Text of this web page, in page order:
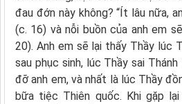
đau đớn này không? “Ít lâu nữa,
(c. 16) và nỗi buồn của anh em
20). Anh em sẽ lại thấy Thầy lúc
sau phục sinh, lúc Thầy sai
đỡ anh em, và nhất là lúc Thầy
bữa tiệc Thiên quốc. Khi gặp